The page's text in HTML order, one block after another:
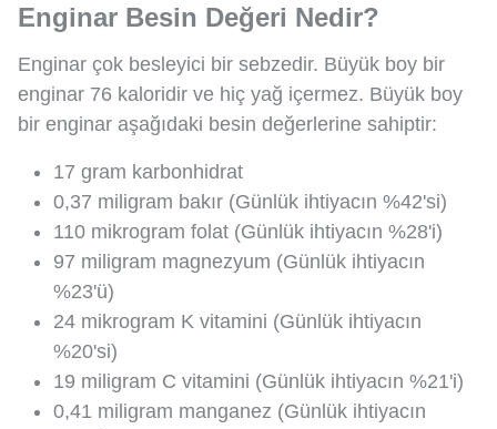
Enginar Besin Değeri Nedir?
Enginar çok besleyici bir sebzedir. Büyük boy bir
enginar 76 kaloridir ve hiç yağ içermez. Büyük boy
bir enginar aşağıdaki besin değerlerine sahiptir:
17 gram karbonhidrat
0,37 miligram bakır (Günlük ihtiyacın %42'si)
110 mikrogram folat (Günlük ihtiyacın %28'i)
97 miligram magnezyum (Günlük ihtiyacın
%23'ü)
24 mikrogram K vitamini (Günlük ihtiyacın
%20'si)
19 miligram C vitamini (Günlük ihtiyacın %21'i)
0,41 miligram manganez (Günlük ihtiyacın